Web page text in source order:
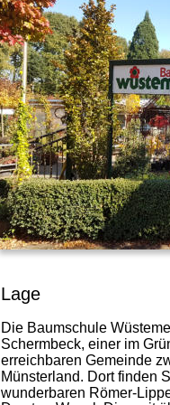
Lage
Die Baumschule
Schermbeck, einer im
erreichbaren Gemeinde
Münsterland. Dort finden
wunderbaren Römer-